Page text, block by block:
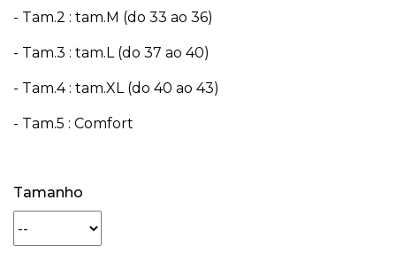
- Tam.2 : tam.M (do 33 ao 36)
- Tam.3 : tam.L (do 37 ao 40)
- Tam.4 : tam.XL (do 40 ao 43)
- Tam.5 : Comfort
Tamanho